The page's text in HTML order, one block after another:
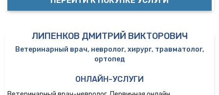
ЛИПЕНКОВ ДМИТРИЙ ВИКТОРОВИЧ
Ветеринарный врач, невролог, хирург, травматолог,
ортопед
ОНЛАЙН-УСЛУГИ